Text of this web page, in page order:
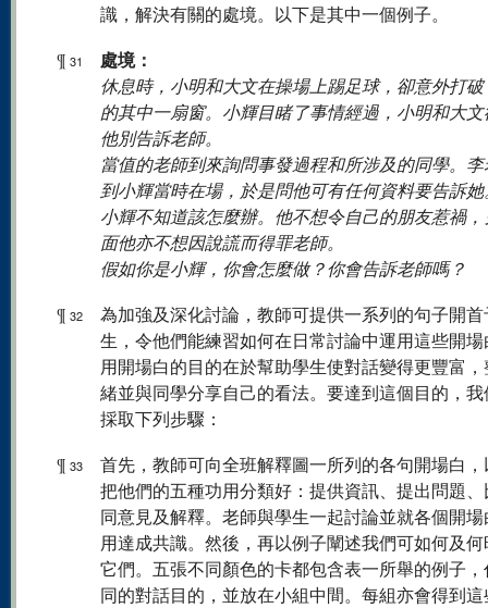
識，解決有關的處境。以下是其中一個例子。
¶ 31 處境：
休息時，小明和大文在操場上踢足球，卻意外打
的其中一扇窗。小輝目睹了事情經過，小明和大
他別告訴老師。
當值的老師到來詢問事發過程和所涉及的同學。
到小輝當時在場，於是問他可有任何資料要告訴她
小輝不知道該怎麼辦。他不想令自己的朋友惹禍
面他亦不想因說謊而得罪老師。
假如你是小輝，你會怎麼做？你會告訴老師嗎？
¶ 32
為加強及深化討論，教師可提供一系列的句子開首
生，令他們能練習如何在日常討論中運用這些開
用開場白的目的在於幫助學生使對話變得更豐富
緒並與同學分享自己的看法。要達到這個目的，
採取下列步驟：
¶ 33
首先，教師可向全班解釋圖一所列的各句開場白
把他們的五種功用分類好：提供資訊、提出問題
同意見及解釋。老師與學生一起討論並就各個開
用達成共識。然後，再以例子闡述我們可如何及
它們。五張不同顏色的卡都包含表一所舉的例子
同的對話目的，並放在小組中間。每組亦會得到